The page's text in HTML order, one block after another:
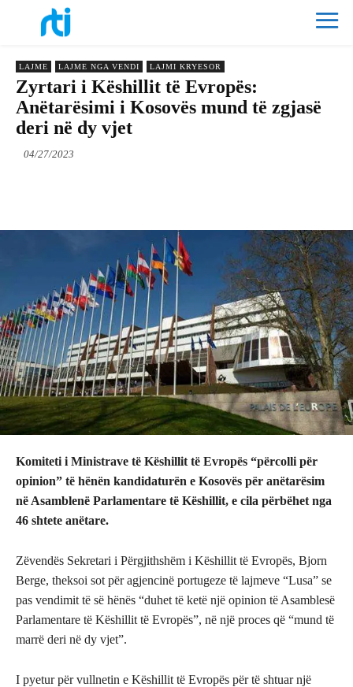
LAJME LAJME NGA VENDI LAJMI KRYESOR
Zyrtari i Këshillit të Evropës:
Anëtarësimi i Kosovës mund të zgjasë
deri në dy vjet
04/27/2023
Komiteti i Ministrave të Këshillit të Evropës “përcolli për
opinion” të hënën kandidaturën e Kosovës për anëtarësim
në Asamblenë Parlamentare të Këshillit, e cila përbëhet nga
46 shtete anëtare.
Zëvendës Sekretari i Përgjithshëm i Këshillit të Evropës, Bjorn
Berge, theksoi sot për agjencinë portugeze të lajmeve “Lusa” se
pas vendimit të së hënës “duhet të ketë një opinion të Asamblesë
Parlamentare të Këshillit të Evropës”, në një proces që “mund të
marrë deri në dy vjet”.
I pyetur për vullnetin e Këshillit të Evropës për të shtuar një